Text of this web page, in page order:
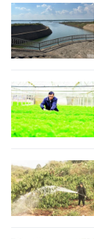
ESPAÑOL
한국어